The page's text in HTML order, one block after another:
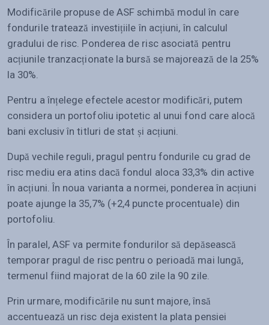
Modificările propuse de ASF schimbă modul în care
fondurile tratează investițiile în acțiuni, în calculul
gradului de risc. Ponderea de risc asociată pentru
acțiunile tranzacționate la bursă se majorează de la 25%
la 30%.
Pentru a înțelege efectele acestor modificări, putem
considera un portofoliu ipotetic al unui fond care alocă
bani exclusiv în titluri de stat și acțiuni.
După vechile reguli, pragul pentru fondurile cu grad de
risc mediu era atins dacă fondul aloca 33,3% din active
în acțiuni. În noua varianta a normei, ponderea în acțiuni
poate ajunge la 35,7% (+2,4 puncte procentuale) din
portofoliu.
În paralel, ASF va permite fondurilor să depăsească
temporar pragul de risc pentru o perioadă mai lungă,
termenul fiind majorat de la 60 zile la 90 zile.
Prin urmare, modificările nu sunt majore, însă
accentuează un risc deja existent la plata pensiei